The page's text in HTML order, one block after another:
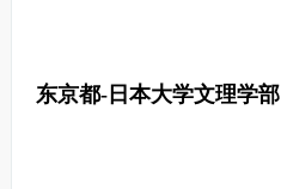
东京都-日本大学文理学部